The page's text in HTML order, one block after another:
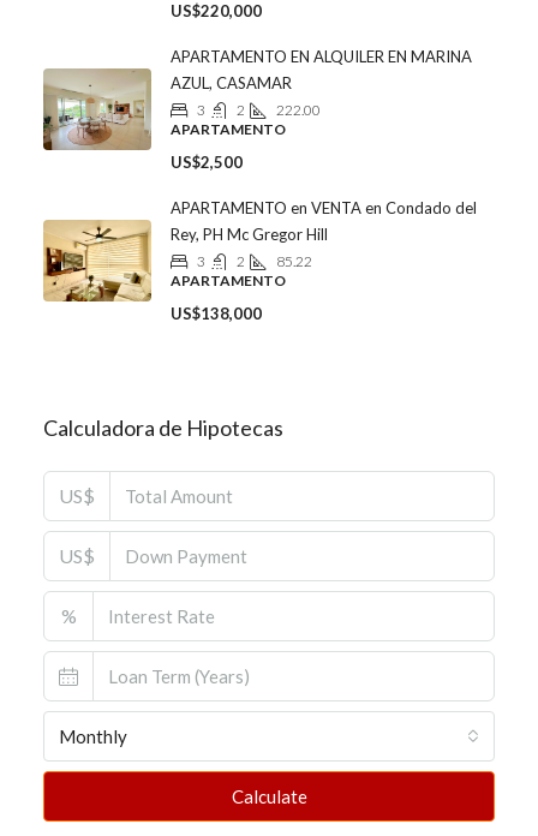
US$220,000
APARTAMENTO EN ALQUILER EN MARINA
AZUL, CASAMAR
3 2
222.00
APARTAMENTO
US$2,500
APARTAMENTO en VENTA en Condado del
Rey, PH Mc Gregor Hill
3 2
85.22
APARTAMENTO
US$138,000
Calculadora de Hipotecas
US$
US$
%
Monthly
Calculate